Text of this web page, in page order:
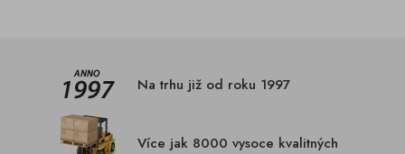
Na trhu již od roku 1997
Více jak 8000 vysoce kvalitných